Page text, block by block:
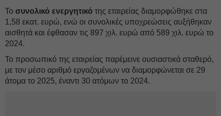
Το συνολικό ενεργητικό της εταιρείας διαμορφώθηκε στα
1,58 εκατ. ευρώ, ενώ οι συνολικές υποχρεώσεις αυξήθηκαν
αισθητά και έφθασαν τις 897 χιλ. ευρώ από 589 χιλ. ευρώ το
2024.
Το προσωπικό της εταιρείας παρέμεινε ουσιαστικά σταθερό,
με τον μέσο αριθμό εργαζομένων να διαμορφώνεται σε 29
άτομα το 2025, έναντι 30 ατόμων το 2024.